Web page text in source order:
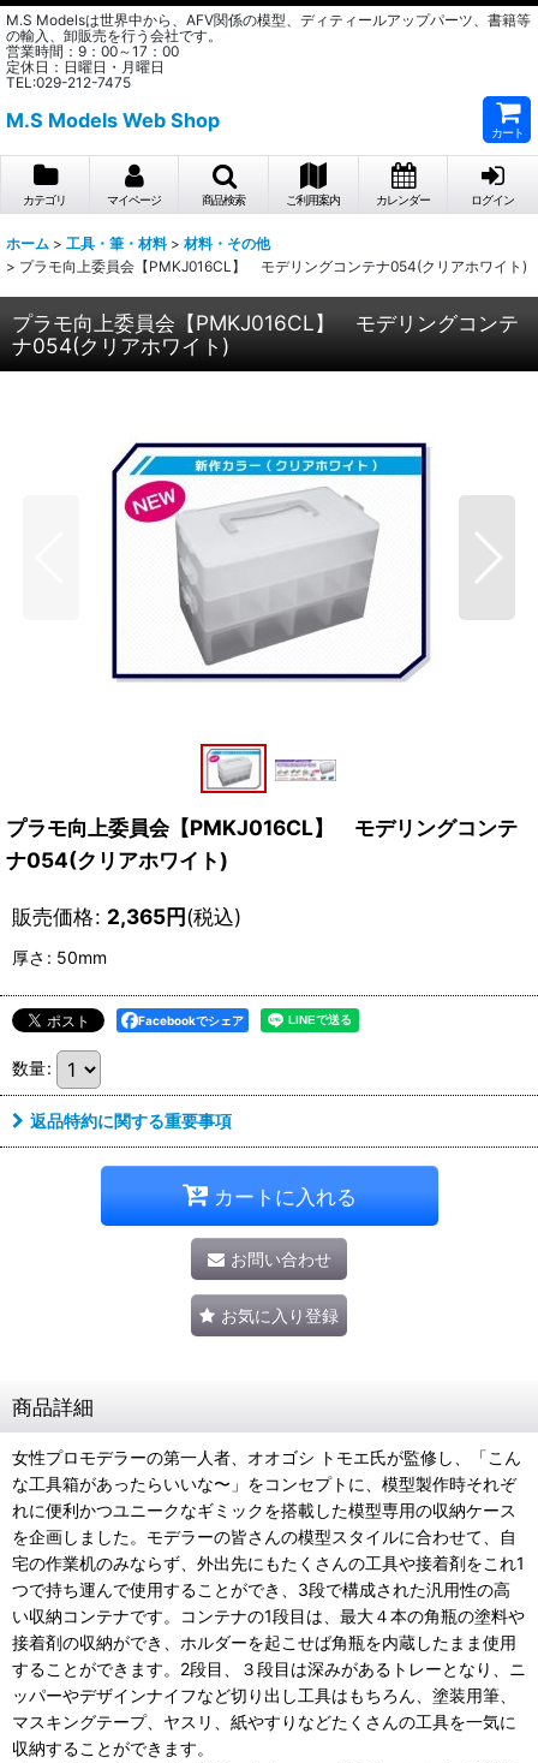
M.S Modelsは世界中から、AFV関係の模型、ディティールアップパーツ、書籍等
の輸入、卸販売を行う会社です。
営業時間：9：00～17：00
定休日：日曜日・月曜日
TEL:029-212-7475
M.S Models Web Shop
カート
カテゴリ マイページ 商品検索 ご利用案内 カレンダー ログイン
ホーム > 工具・筆・材料 > 材料・その他
> プラモ向上委員会【PMKJ016CL】 モデリングコンテナ054(クリアホワイト)
プラモ向上委員会【PMKJ016CL】 モデリングコンテ
ナ054(クリアホワイト)
プラモ向上委員会【PMKJ016CL】 モデリングコンテ
ナ054(クリアホワイト)
販売価格: 2,365円(税込)
厚さ : 50mm
Facebookでシェア
数量:
返品特約に関する重要事項
カートに入れる
お問い合わせ
お気に入り登録
商品詳細
女性プロモデラーの第一人者、オオゴシ トモエ氏が監修し、「こん
な工具箱があったらいいな〜」をコンセプトに、模型製作時それぞ
れに便利かつユニークなギミックを搭載した模型専用の収納ケース
を企画しました。モデラーの皆さんの模型スタイルに合わせて、自
宅の作業机のみならず、外出先にもたくさんの工具や接着剤をこれ1
つで持ち運んで使用することができ、3段で構成された汎用性の高
い収納コンテナです。コンテナの1段目は、最大４本の角瓶の塗料や
接着剤の収納ができ、ホルダーを起こせば角瓶を内蔵したまま使用
することができます。2段目、３段目は深みがあるトレーとなり、ニ
ッパーやデザインナイフなど切り出し工具はもちろん、塗装用筆、
マスキングテープ、ヤスリ、紙やすりなどたくさんの工具を一気に
収納することができます。